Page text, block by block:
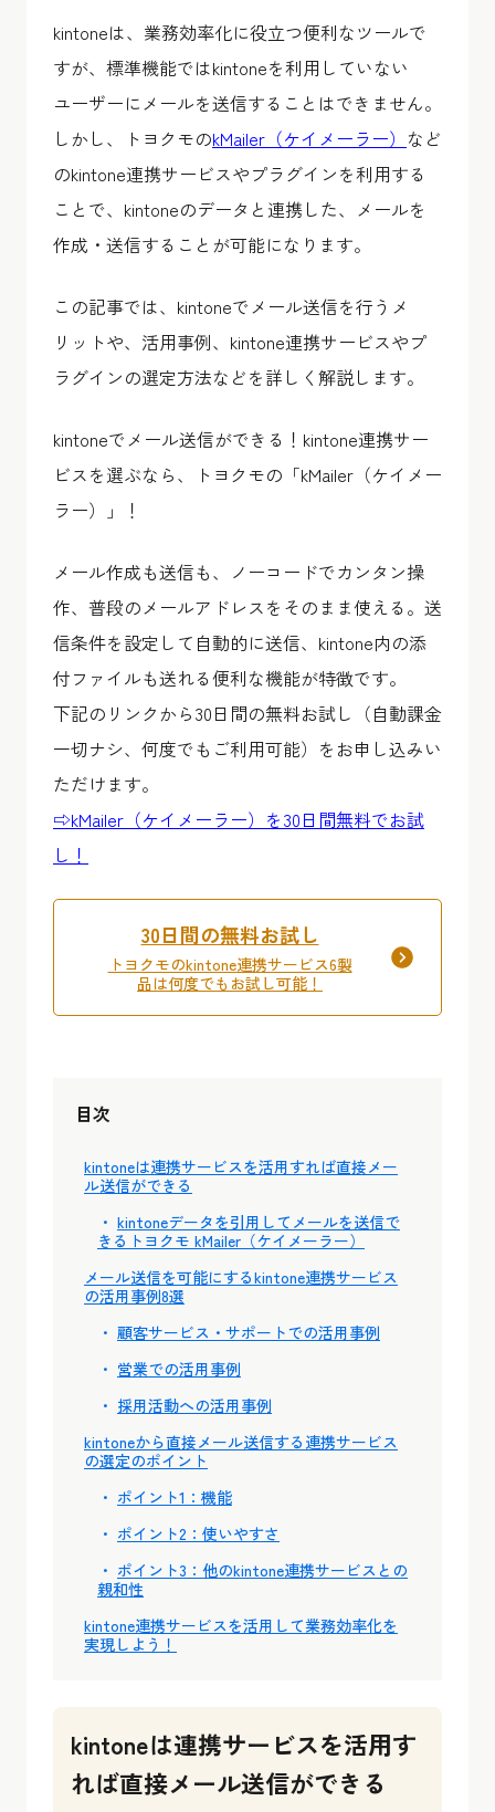
kintoneは、業務効率化に役立つ便利なツールで
すが、標準機能ではkintoneを利用していない
ユーザーにメールを送信することはできません。
しかし、トヨクモのkMailer（ケイメーラー） など
のkintone連携サービスやプラグインを利用する
ことで、kintoneのデータと連携した、メールを
作成・送信することが可能になります。
この記事では、kintoneでメール送信を行うメ
リットや、活用事例、kintone連携サービスやプ
ラグインの選定方法などを詳しく解説します。
kintoneでメール送信ができる！kintone連携サー
ビスを選ぶなら、トヨクモの「kMailer（ケイメー
ラー）」！
メール作成も送信も、ノーコードでカンタン操
作、普段のメールアドレスをそのまま使える。送
信条件を設定して自動的に送信、kintone内の添
付ファイルも送れる便利な機能が特徴です。
下記のリンクから30日間の無料お試し（自動課金
一切ナシ、何度でもご利用可能）をお申し込みい
ただけます。
⇨kMailer（ケイメーラー）を30日間無料でお試
し！
30日間の無料お試し
トヨクモのkintone連携サービス6製
品は何度でもお試し可能！
目次
kintoneは連携サービスを活用すれば直接メー
ル送信ができる
kintoneデータを引用してメールを送信で
きるトヨクモ kMailer（ケイメーラー）
メール送信を可能にするkintone連携サービス
の活用事例8選
顧客サービス・サポートでの活用事例
営業での活用事例
採用活動への活用事例
kintoneから直接メール送信する連携サービス
の選定のポイント
ポイント1：機能
ポイント2：使いやすさ
ポイント3：他のkintone連携サービスとの
親和性
kintone連携サービスを活用して業務効率化を
実現しよう！
kintoneは連携サービスを活用す
れば直接メール送信ができる